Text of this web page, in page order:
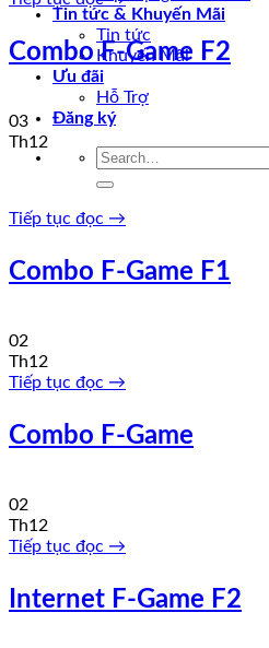
Tin tức & Khuyến Mãi
Tin tức
Khuyến Mãi
Ưu đãi
Hỗ Trợ
Đăng ký
Combo F-Game F2
03
Th12
Tiếp tục đọc →
Combo F-Game F1
02
Th12
Tiếp tục đọc →
Combo F-Game
02
Th12
Tiếp tục đọc →
Internet F-Game F2